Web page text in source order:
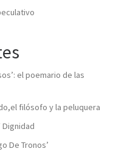
el poemario de las
filósofo y la peluquera
Dignidad
De Tronos’